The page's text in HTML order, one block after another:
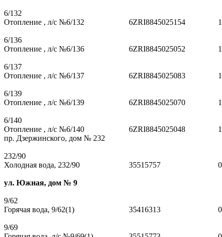
6/132
Отопление , л/с №6/132
6ZRI8845025154
6/136
Отопление , л/с №6/136
6ZRI8845025052
6/137
Отопление , л/с №6/137
6ZRI8845025083
6/139
Отопление , л/с №6/139
6ZRI8845025070
6/140
Отопление , л/с №6/140
6ZRI8845025048
пр. Дзержинского, дом № 232
232/90
Холодная вода, 232/90
35515757
ул. Южная, дом № 9
9/62
Горячая вода, 9/62(1)
35416313
9/69